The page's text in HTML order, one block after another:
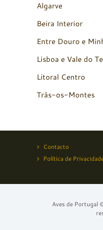
Algarve
Beira Interior
Entre Douro e
Lisboa e Vale do
Litoral Centro
Trás-os-Montes
Contacto
Política de
Aves de Portugal